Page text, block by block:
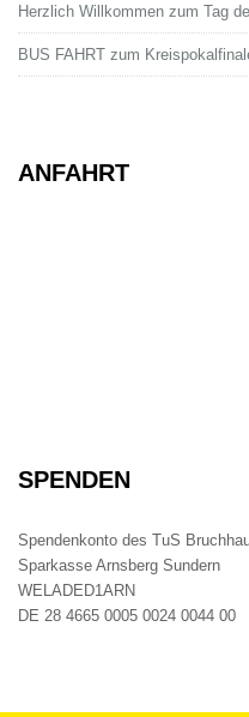
Herzlich Willkommen zum Tag
BUS FAHRT zum
ANFAHRT
SPENDEN
Spendenkonto des TuS
Sparkasse Arnsberg Sundern
WELADED1ARN
DE 28 4665 0005 0024 0044 00